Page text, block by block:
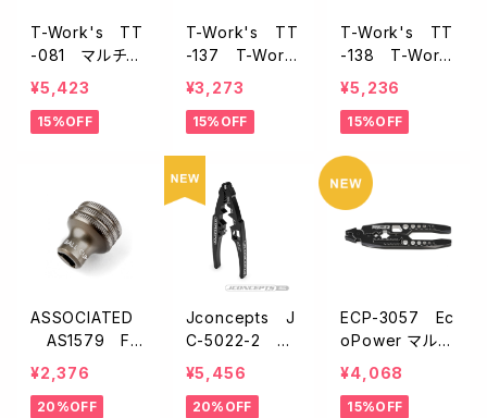
T-Work's TT
-081 マルチフ
ァンクションHEX
ツールキット
¥5,423
15%OFF
T-Work's TT
-137 T-Work
s マルチパーパ
スプライヤー
¥3,273
15%OFF
T-Work's TT
-138 T-Work
s プレシジョンシ
ョックプライヤー
¥5,236
15%OFF
ASSOCIATED
AS1579 FT
ボールカップレ
ンチ
¥2,376
20%OFF
Jconcepts J
C-5022-2 シ
ョックシャフトマ
ルチツールプラ
イヤー
¥5,456
20%OFF
ECP-3057 Ec
oPower マルチ
ファンクションシ
ョックシャフトプ
ライヤー
¥4,068
15%OFF